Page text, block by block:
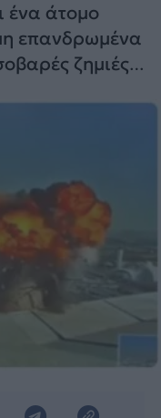
ένα άτομο
επανδρωμένα
ζημιές
του